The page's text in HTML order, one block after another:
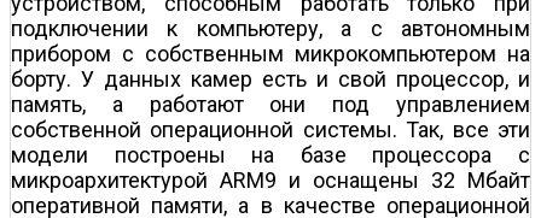
подключении к компьютеру, а с автономным
прибором с собственным микрокомпьютером на
борту. У данных камер есть и свой процессор, и
память, а работают они под управлением
собственной операционной системы. Так, все эти
модели построены на базе процессора с
микроархитектурой ARM9 и оснащены 32 Мбайт
оперативной памяти, а в качестве операционной